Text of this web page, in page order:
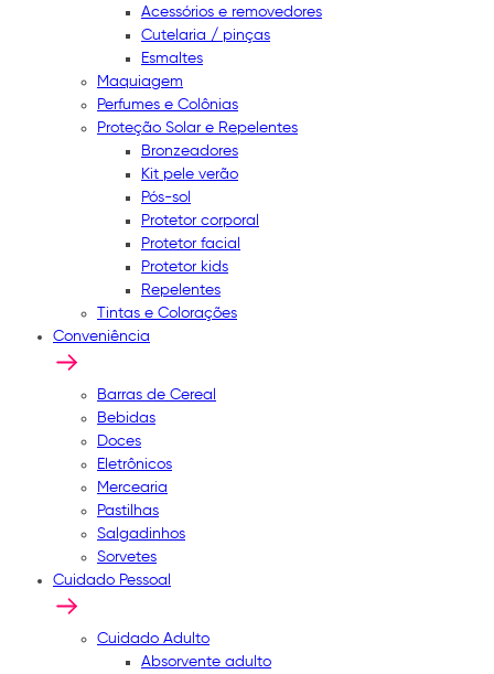
Acessórios e removedores
Cutelaria / pinças
Esmaltes
Maquiagem
Perfumes e Colônias
Proteção Solar e Repelentes
Bronzeadores
Kit pele verão
Pós-sol
Protetor corporal
Protetor facial
Protetor kids
Repelentes
Tintas e Colorações
Conveniência
Barras de Cereal
Bebidas
Doces
Eletrônicos
Mercearia
Pastilhas
Salgadinhos
Sorvetes
Cuidado Pessoal
Cuidado Adulto
Absorvente adulto